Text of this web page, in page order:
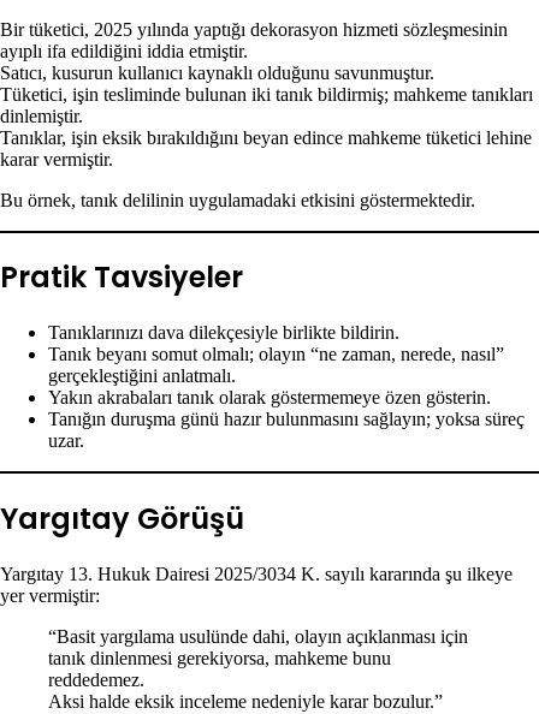
Bir tüketici, 2025 yılında yaptığı dekorasyon hizmeti sözleşmesinin
ayıplı ifa edildiğini iddia etmiştir.
Satıcı, kusurun kullanıcı kaynaklı olduğunu savunmuştur.
Tüketici, işin tesliminde bulunan iki tanık bildirmiş; mahkeme tanıkları
dinlemiştir.
Tanıklar, işin eksik bırakıldığını beyan edince mahkeme tüketici lehine
karar vermiştir.
Bu örnek, tanık delilinin uygulamadaki etkisini göstermektedir.
Pratik Tavsiyeler
Tanıklarınızı dava dilekçesiyle birlikte bildirin.
Tanık beyanı somut olmalı; olayın “ne zaman, nerede, nasıl”
gerçekleştiğini anlatmalı.
Yakın akrabaları tanık olarak göstermemeye özen gösterin.
Tanığın duruşma günü hazır bulunmasını sağlayın; yoksa süreç
uzar.
Yargıtay Görüşü
Yargıtay 13. Hukuk Dairesi 2025/3034 K. sayılı kararında şu ilkeye
yer vermiştir:
“Basit yargılama usulünde dahi, olayın açıklanması için
tanık dinlenmesi gerekiyorsa, mahkeme bunu
reddedemez.
Aksi halde eksik inceleme nedeniyle karar bozulur.”